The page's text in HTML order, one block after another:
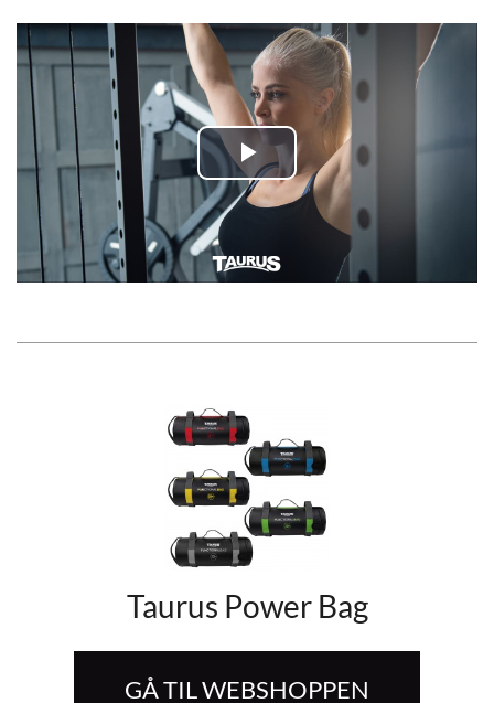
Play
Video
Taurus Power Bag
GÅ TIL WEBSHOPPEN